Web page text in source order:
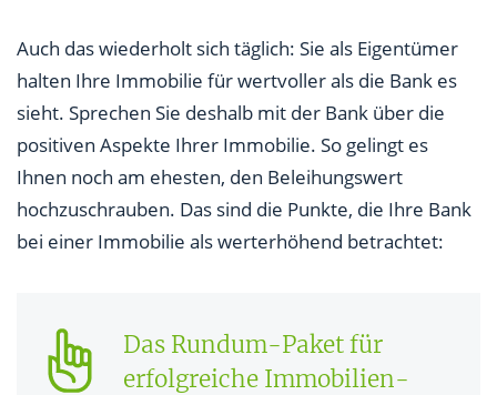
Auch das wiederholt sich täglich: Sie als Eigentümer
halten Ihre Immobilie für wertvoller als die Bank es
sieht. Sprechen Sie deshalb mit der Bank über die
positiven Aspekte Ihrer Immobilie. So gelingt es
Ihnen noch am ehesten, den Beleihungswert
hochzuschrauben. Das sind die Punkte, die Ihre Bank
bei einer Immobilie als werterhöhend betrachtet:
Das Rundum-Paket für
erfolgreiche Immobilien-